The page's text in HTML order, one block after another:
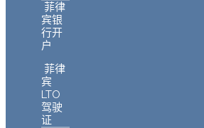
菲律
宾银
行开
户
菲律
宾
LTO
驾驶
证